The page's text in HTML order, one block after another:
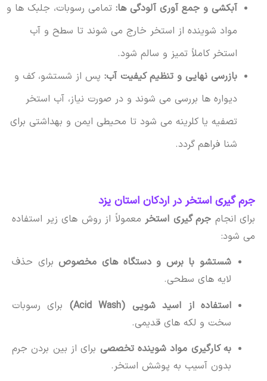
آبکشی و جمع آوری آلودگی ها:تمامی رسوبات، جلبک ها و
مواد شوینده از استخر خارج می شوند تا سطح و آب
استخر کاملاً تمیز و سالم شود.
بازرسی نهایی و تنظیم کیفیت آب:پس از شستشو، کف و
دیواره ها بررسی می شوند و در صورت نیاز، آب استخر
تصفیه یا کلرینه می شود تا محیطی ایمن و بهداشتی برای
شنا فراهم گردد.
جرم گیری استخر در اردکان استان یزد
برای انجام جرم گیری استخرمعمولاً از روش های زیر استفاده
می شود:
شستشو با برس و دستگاه های مخصوصبرای حذف
لایه های سطحی.
استفاده از اسید شویی (Acid Wash)
برای رسوبات
سخت و لکه های قدیمی.
به کارگیری مواد شوینده تخصصیبرای از بین بردن جرم
بدون آسیب به پوشش استخر.